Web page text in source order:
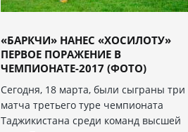
«БАРКЧИ» НАНЕС «ХОСИЛОТУ»
ПЕРВОЕ ПОРАЖЕНИЕ В
ЧЕМПИОНАТЕ-2017 (ФОТО)
Сегодня, 18 марта, были сыграны три
матча третьего туре чемпионата
Таджикистана среди команд высшей